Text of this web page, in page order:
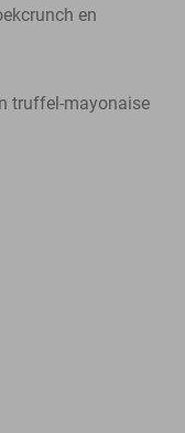
en
truffel-mayonaise